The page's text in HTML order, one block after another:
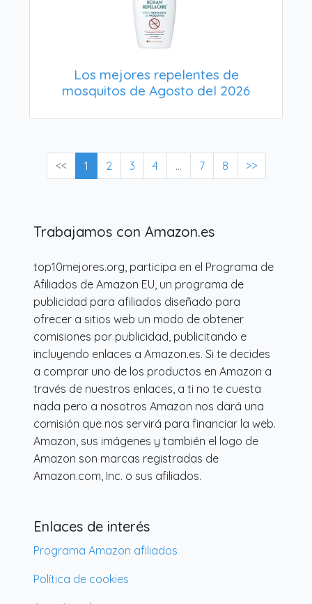
Los mejores repelentes de
mosquitos de Agosto del 2026
<< 1 2 3 4 ... 7 8 >>
Trabajamos con Amazon.es
top10mejores.org, participa en el Programa de
Afiliados de Amazon EU, un programa de
publicidad para afiliados diseñado para
ofrecer a sitios web un modo de obtener
comisiones por publicidad, publicitando e
incluyendo enlaces a Amazon.es. Si te decides
a comprar uno de los productos en Amazon a
través de nuestros enlaces, a ti no te cuesta
nada pero a nosotros Amazon nos dará una
comisión que nos servirá para financiar la web.
Amazon, sus imágenes y también el logo de
Amazon son marcas registradas de
Amazon.com, Inc. o sus afiliados.
Enlaces de interés
Programa Amazon afiliados
Política de cookies